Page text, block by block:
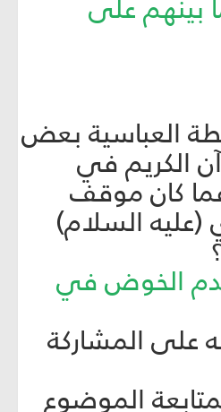
بينهم على
العباسية بعض
الكريم في
كان موقف
(عليه السلام)
الخوض في
على المشاركة
الموضوع